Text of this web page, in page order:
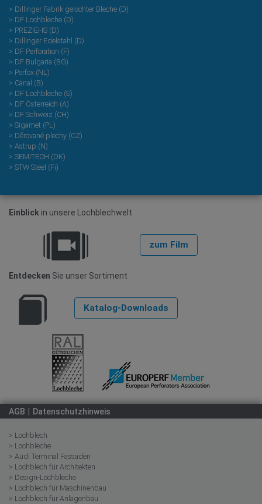
> Dillinger Fabrik gelochter Bleche (D)
> DF Lochbleche (D)
> PREZIEHS (D)
> Dillinger Edelstahl (D)
> DF Perforation (F)
> DF Bulgaria (BG)
> Perfox (NL)
> Canal (B)
> DF Lochbleche (S)
> DF Österreich (A)
> DF Schweiz (CH)
> Sigamet (PL)
> Dĕrované plechy (CZ)
> Astrup (N)
> SEMITECH (DK)
> STW Steel (Fi)
Einblick in unsere Lochblechwelt
zum Film
Entdecken Sie unser Sortiment
Katalog-Downloads
AGB Datenschutzhinweis
> Lochblech
> Lochbleche
> Audi Terminal Fassaden
> Lochblech für Architekten
> Design-Lochbleche
> Lochblech für Maschinenbau
> Lochblech für Anlagenbau